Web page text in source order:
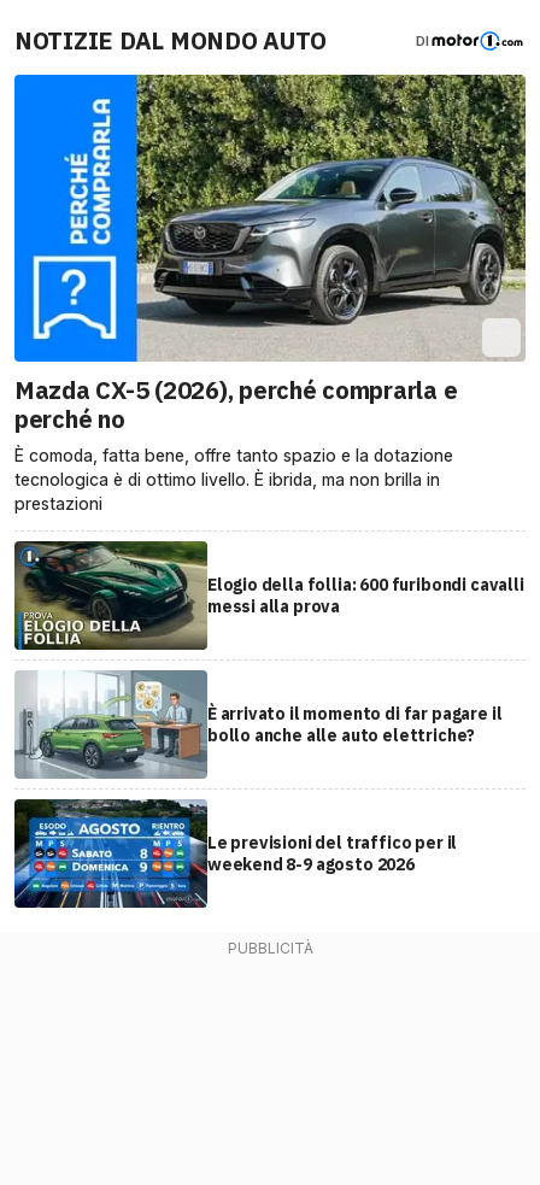
NOTIZIE DAL MONDO AUTO DI
Mazda CX-5 (2026), perché comprarla e
perché no
È comoda, fatta bene, offre tanto spazio e la dotazione
tecnologica è di ottimo livello. È ibrida, ma non brilla in
prestazioni
Elogio della follia: 600 furibondi cavalli
messi alla prova
È arrivato il momento di far pagare il
bollo anche alle auto elettriche?
Le previsioni del traffico per il
weekend 8-9 agosto 2026